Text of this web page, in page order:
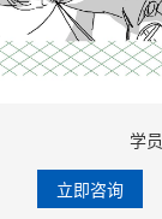
学
立即咨询